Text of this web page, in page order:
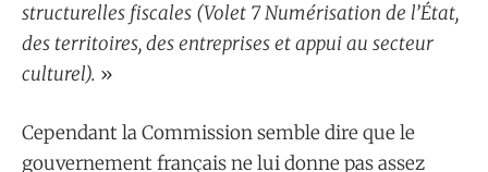
structurelles fiscales (Volet 7 Numérisation de l’État,
des territoires, des entreprises et appui au secteur
culturel). »
Cependant la Commission semble dire que le
gouvernement français ne lui donne pas assez